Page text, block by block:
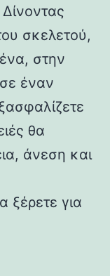
σκελετού,
στην
έναν
θα
άνεση και
ξέρετε για